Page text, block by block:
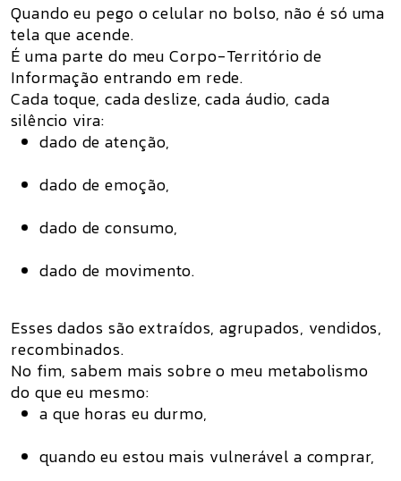
Quando eu pego o celular no bolso, não é só uma
tela que acende.
É uma parte do meuCorpo-Território de
Informação entrando em rede.
Cada toque, cada deslize, cada áudio, cada
silêncio vira:
dado de atenção,
dado de emoção,
dado de consumo,
dado de movimento.
Esses dados são extraídos, agrupados, vendidos,
recombinados.
No fim, sabem mais sobre o meu metabolismo
do que eu mesmo:
a que horas eu durmo,
quando eu estou mais vulnerável a comprar,